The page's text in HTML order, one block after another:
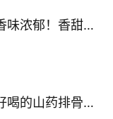
无需烤箱！奶香味浓郁！香甜嫩滑的椰蓉奶糕
鲜香味美！巨好喝的山药排骨汤！！